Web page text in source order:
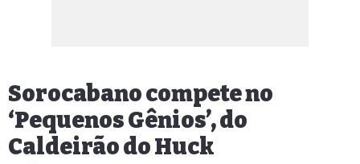
Sorocabano compete no
‘Pequenos Gênios’, do
Caldeirão do Huck